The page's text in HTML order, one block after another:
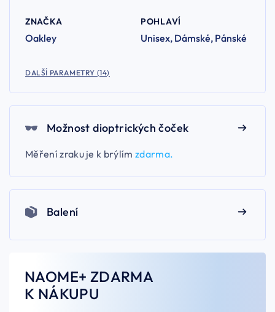
ZNAČKA
Oakley
POHLAVÍ
Unisex, Dámské, Pánské
DALŠÍ PARAMETRY (14)
Možnost dioptrických čoček
Měření zraku je k brýlím zdarma.
Balení
NAOME+ ZDARMA
K NÁKUPU